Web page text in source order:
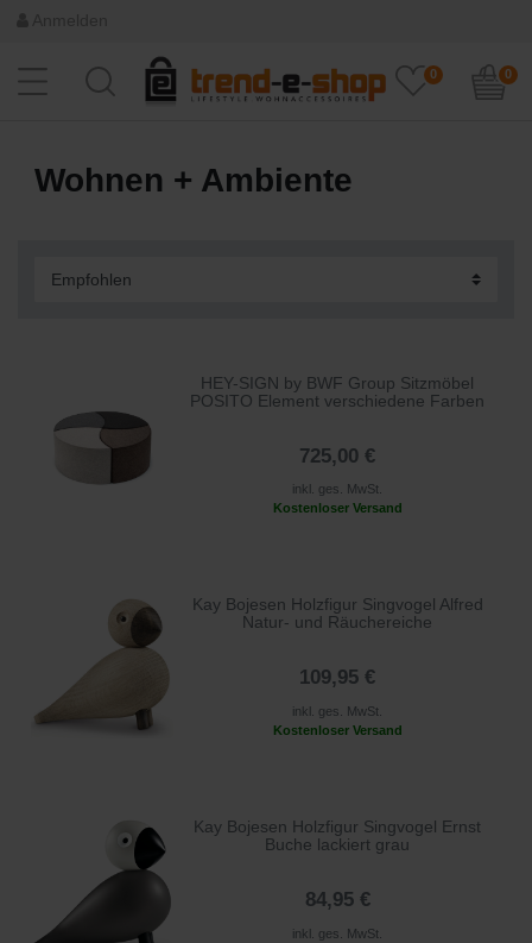
0 0
Wohnen + Ambiente
HEY-SIGN by BWF Group Sitzmöbel
POSITO Element verschiedene Farben
725,00 €
inkl. ges. MwSt.
Kostenloser Versand
Kay Bojesen Holzfigur Singvogel Alfred
Natur- und Räuchereiche
109,95 €
inkl. ges. MwSt.
Kostenloser Versand
Kay Bojesen Holzfigur Singvogel Ernst
Buche lackiert grau
84,95 €
inkl. ges. MwSt.